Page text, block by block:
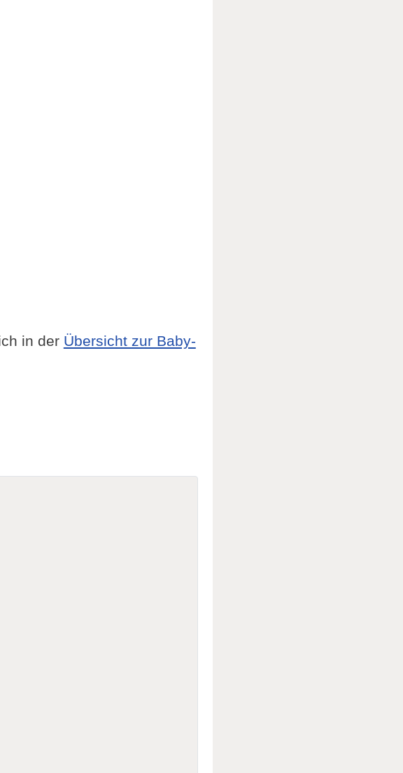
in der Übersicht zur Baby-